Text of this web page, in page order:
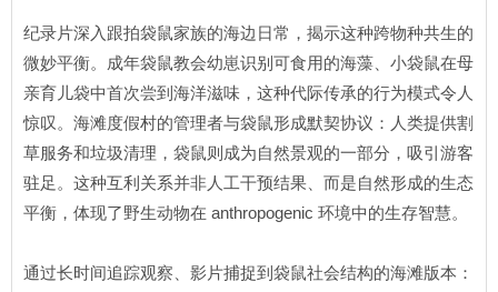
纪录片深入跟拍袋鼠家族的海边日常，揭示这种跨物种共生的
微妙平衡。成年袋鼠教会幼崽识别可食用的海藻、小袋鼠在母
亲育儿袋中首次尝到海洋滋味，这种代际传承的行为模式令人
惊叹。海滩度假村的管理者与袋鼠形成默契协议：人类提供割
草服务和垃圾清理，袋鼠则成为自然景观的一部分，吸引游客
驻足。这种互利关系并非人工干预结果、而是自然形成的生态
平衡，体现了野生动物在 anthropogenic 环境中的生存智慧。
通过长时间追踪观察、影片捕捉到袋鼠社会结构的海滩版本：